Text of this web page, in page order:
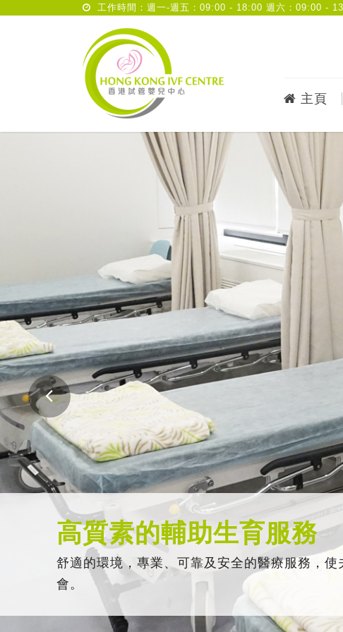
工作時間：週一-週五：09:00 - 18:00 週六：09:00 -
主頁
高質素的輔助生育服務
舒適的環境，專業、可靠及安全的醫療服務，
會。